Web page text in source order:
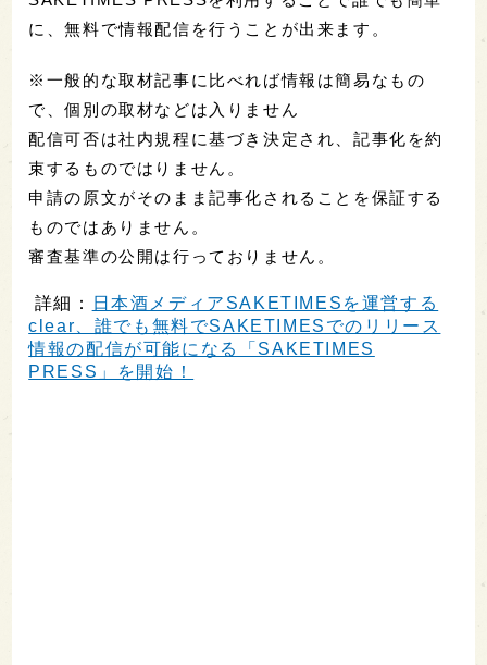
に、無料で情報配信を行うことが出来ます。
※一般的な取材記事に比べれば情報は簡易なもの
で、個別の取材などは入りません
配信可否は社内規程に基づき決定され、記事化を約
束するものではりません。
申請の原文がそのまま記事化されることを保証する
ものではありません。
審査基準の公開は行っておりません。
詳細：
日本酒メディアSAKETIMESを運営する
clear、誰でも無料でSAKETIMESでのリリース
情報の配信が可能になる「SAKETIMES
PRESS」を開始！